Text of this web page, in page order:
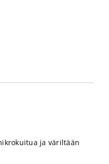
ja väriltään